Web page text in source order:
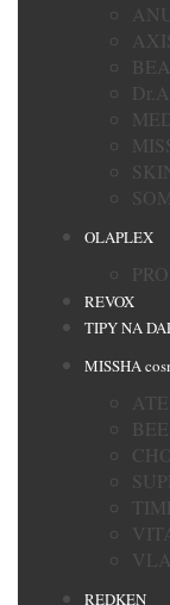
OLAPLEX
REVOX
TIPY NA
MISSHA
REDKEN